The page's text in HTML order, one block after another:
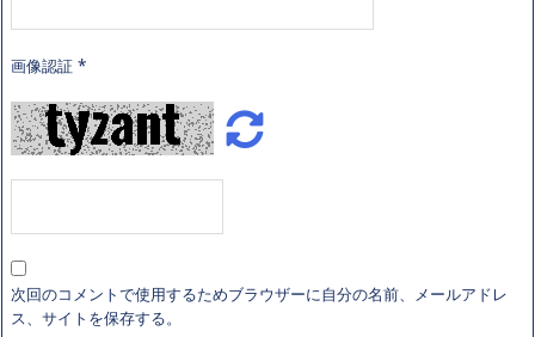
画像認証 *
次回のコメントで使用するためブラウザーに自分の名前、メールアドレ
ス、サイトを保存する。